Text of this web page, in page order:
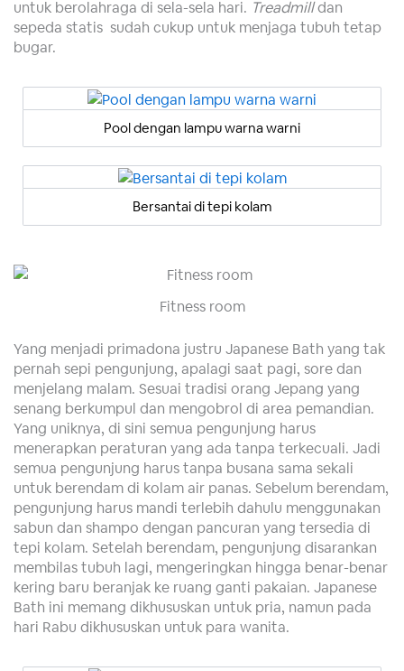
untuk berolahraga di sela-sela hari. Treadmilldan
sepeda statis sudah cukup untuk menjaga tubuh tetap
bugar.
Pool dengan lampu warna warni
Bersantai di tepi kolam
Fitness room
Yang menjadi primadona justru Japanese Bath yang tak
pernah sepi pengunjung, apalagi saat pagi, sore dan
menjelang malam. Sesuai tradisi orang Jepang yang
senang berkumpul dan mengobrol di area pemandian.
Yang uniknya, di sini semua pengunjung harus
menerapkan peraturan yang ada tanpa terkecuali. Jadi
semua pengunjung harus tanpa busana sama sekali
untuk berendam di kolam air panas. Sebelum berendam,
pengunjung harus mandi terlebih dahulu menggunakan
sabun dan shampo dengan pancuran yang tersedia di
tepi kolam. Setelah berendam, pengunjung disarankan
membilas tubuh lagi, mengeringkan hingga benar-benar
kering baru beranjak ke ruang ganti pakaian. Japanese
Bath ini memang dikhususkan untuk pria, namun pada
hari Rabu dikhususkan untuk para wanita.